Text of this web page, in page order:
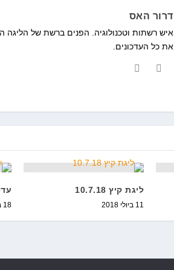
דרור האס
איש רשתות וטכנולוגיה. הפנים ברשת של
את כל העדכונים.
ליגת קיץ 10.7.18
11 ביולי 2018 18 במאי 2022